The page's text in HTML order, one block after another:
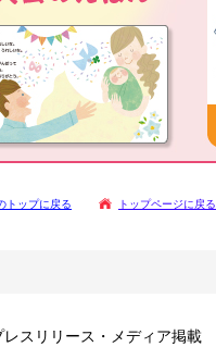
トップページに戻る
トップに戻る
スリリース・メディア掲載